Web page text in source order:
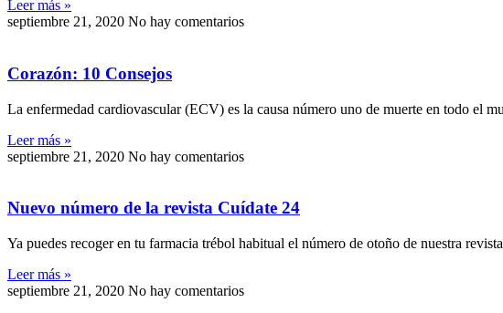
Leer más »
septiembre 21, 2020 No hay comentarios
Corazón: 10 Consejos
La enfermedad cardiovascular (ECV) es la causa número uno de muerte en todo el
Leer más »
septiembre 21, 2020 No hay comentarios
Nuevo número de la revista Cuídate 24
Ya puedes recoger en tu farmacia trébol habitual el número de otoño de nuestra
Leer más »
septiembre 21, 2020 No hay comentarios